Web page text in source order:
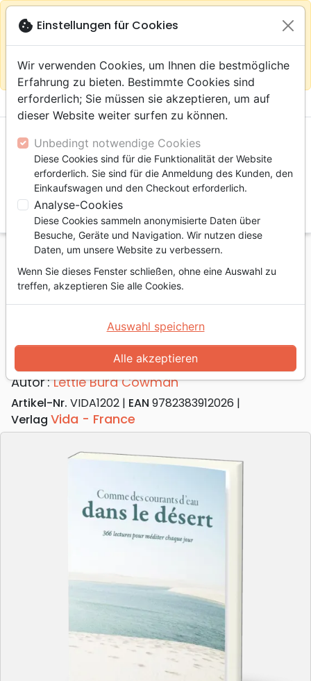
Auf der Webseite Europa bleiben close
warningGemäß
Ihrem
Einkauf im ShopDas Haus der Bibel Schweiz
menu shopping_cart
Suche
Startseite Bücher Andachten
Tägliche
Comme des courants d'eau dans le désert - 366
lectures pour méditer chaque jour
Comme des courants d'eau dans le
366 lectures pour méditer chaque jour
Autor :Lettie Burd Cowman
Artikel-Nr. VIDA1202 EAN 9782383912026
Verlag Vida - France
cookie Einstellungen für Cookies
Wir verwenden Cookies, um Ihnen die bestmögliche
Erfahrung zu bieten. Bestimmte Cookies sind
erforderlich; Sie müssen sie akzeptieren, um auf
dieser Website weiter surfen zu können.
Unbedingt notwendige Cookies
Diese Cookies sind für die Funktionalität der Website
erforderlich. Sie sind für die Anmeldung des Kunden, den
Einkaufswagen und den Checkout erforderlich.
Analyse-Cookies
Diese Cookies sammeln anonymisierte Daten über
Besuche, Geräte und Navigation. Wir nutzen diese
Daten, um unsere Website zu verbessern.
Wenn Sie dieses Fenster schließen, ohne eine Auswahl zu
treffen, akzeptieren Sie alle Cookies.
Alle akzeptieren
Auswahl speichern